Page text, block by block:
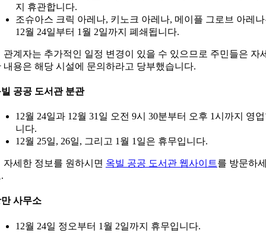
지 휴관합니다.
조슈아스 크릭 아레나, 키노크 아레나, 메이플 그로브 아레
12월 24일부터 1월 2일까지 폐쇄됩니다.
관계자는 추가적인 일정 변경이 있을 수 있으므로 주민들은 자
내용은 해당 시설에 문의하라고 당부했습니다.
공공 도서관 분관
12월 24일과 12월 31일 오전 9시 30분부터 오후 1시까지 영
니다.
12월 25일, 26일, 그리고 1월 1일은 휴무입니다.
자세한 정보를 원하시면 옥빌 공공 도서관 웹사이트를 방문하
사무소
12월 24일 정오부터 1월 2일까지 휴무입니다.